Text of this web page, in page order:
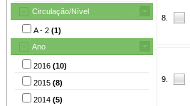
Circulação/Nível
A - 2 (1)
Ano
2016 (10)
2015 (8)
2014 (5)
8.
9.